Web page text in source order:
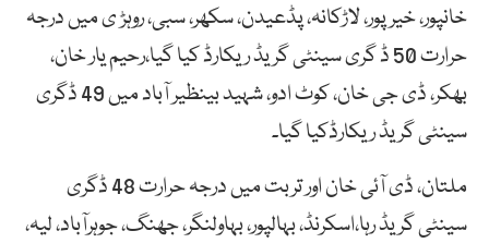
خانپور، خیرپور، لاڑکانہ، پڈعیدن، سکھر، سبی، روہڑ ی میں درجہ
حرارت 50 ڈ گری سینٹی گریڈ ریکارڈ کیا گیا،رحیم یار خان،
بھکر، ڈی جی خان، کوٹ ادو، شہید بینظیر آباد میں 49 ڈگری
سینٹی گریڈ ریکارڈکیا گیا۔
ملتان، ڈی آئی خان اور تربت میں درجہ حرارت 48 ڈگری
سینٹی گریڈ رہا،اسکرنڈ، بہالپور، بہاولنگر، جھنگ، جوہرآباد، لیہ،